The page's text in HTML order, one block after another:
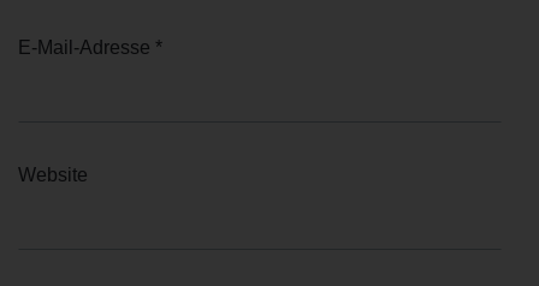
E-Mail-Adresse *
Website